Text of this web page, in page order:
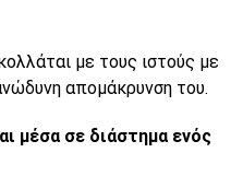
με τους ιστούς με
απομάκρυνση του.
μέσα σε διάστημα ενός